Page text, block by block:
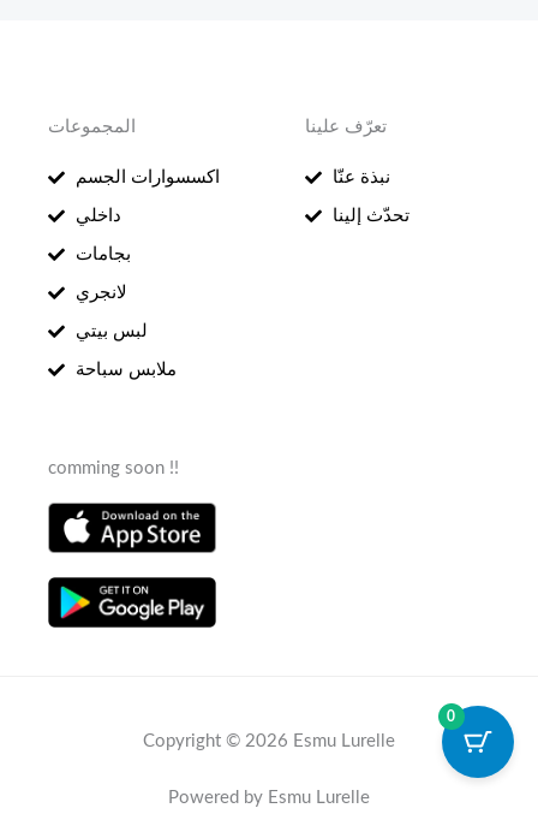
المجموعات
اكسسوارات الجسم
داخلي
بجامات
لانجري
لبس بيتي
ملابس سباحة
تعرّف علينا
نبذة عنّا
تحدّث إلينا
comming soon !!
Copyright © 2026 Esmu Lurelle
Powered by Esmu Lurelle
0